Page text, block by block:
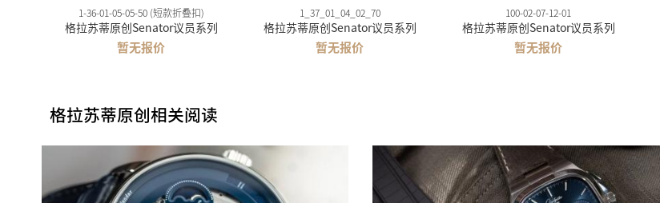
1-36-01-05-05-50 (短款折叠扣)
格拉苏蒂原创Senator议员系列
暂无报价
1_37_01_04_02_70
格拉苏蒂原创Senator议员系列
暂无报价
100-02-07-12-01
格拉苏蒂原创Senator议员系列
暂无报价
格拉苏蒂原创相关阅读